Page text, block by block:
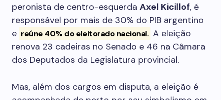
peronista de centro-esquerda Axel Kicillof, é
responsável por mais de 30% do PIB argentino
e reúne 40% do eleitorado nacional. A eleição
renova 23 cadeiras no Senado e 46 na Câmara
dos Deputados da Legislatura provincial.
Mas, além dos cargos em disputa, a eleição é